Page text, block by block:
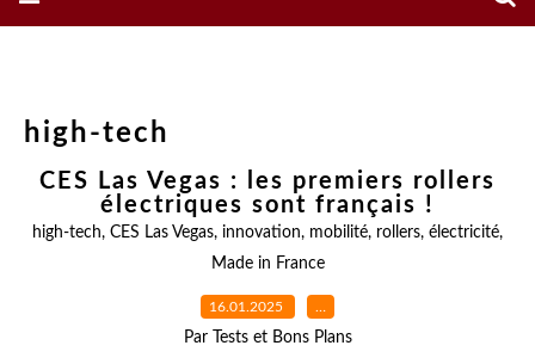
high-tech
CES Las Vegas : les premiers rollers
électriques sont français !
high-tech, CES Las Vegas, innovation, mobilité, rollers, électricité,
Made in France
16.01.2025 …
Par Tests et Bons Plans